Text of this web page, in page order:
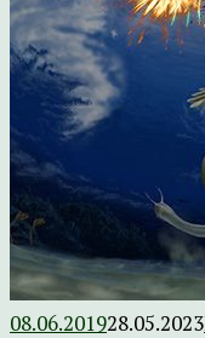
08.06.201928.05.2023